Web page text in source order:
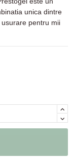
unica dintre
pentru mii